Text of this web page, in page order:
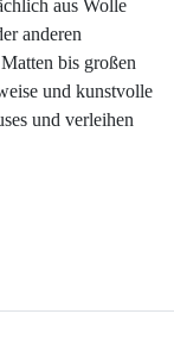
aus Wolle
anderen
bis großen
und kunstvolle
und verleihen